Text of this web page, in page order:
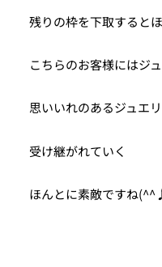
残りの枠を下取すると
こちらのお客様にはジ
思いいれのあるジュエ
受け継がれていく
ほんとに素敵ですね